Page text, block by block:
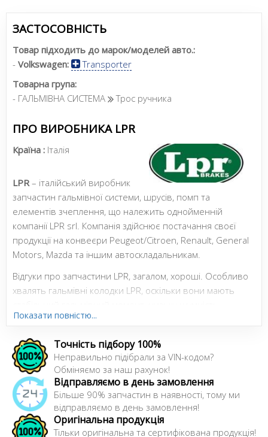
ЗАСТОСОВНІСТЬ
Товар підходить до марок/моделей авто.:
- Volkswagen:
Transporter
Товарна група:
- ГАЛЬМІВНА СИСТЕМА
Трос ручника
ПРО ВИРОБНИКА LPR
Країна : Італія
LPR – італійський виробник
запчастин гальмівної системи, шрусів, помп та
елементів зчеплення, що належить однойменній
компанії LPR srl. Компанія здійснює постачання своєї
продукції на конвеєри Peugeot/Citroen, Renault, General
Motors, Mazda та іншим автоскладальникам.
Відгуки про запчастини LPR, загалом, хороші. Особливо
хвалять гальмівні колодки LPR, оскільки вони мають
невисоку швидкість зношування та не дорогі. Однак,
гальмують, вони досить жорсткі і за оцінкою деяких
водіїв можуть трохи швидше, ніж колодки інших брендів,
"з'їдати" гальмівні диски і трохи "пилять". Відмінні відгуки
заслужили гідроциліндри LPR (гальмівні та зчеплення) -
чітка робота та високий ресурс. Автолюбителі та
майстри добре оцінюю шруси LPR, а також помпи. Вся
продукція цього бренду заслуговує на увагу за
Показати повністю...
Точність підбору 100%
Неправильно підібрали за VIN-кодом?
Обміняємо за наш рахунок!
Відправляємо в день замовлення
Більше 90% запчастин в наявності, тому ми
відправляємо в день замовлення!
Оригінальна продукція
Тільки оригінальна та сертифікована продукція!